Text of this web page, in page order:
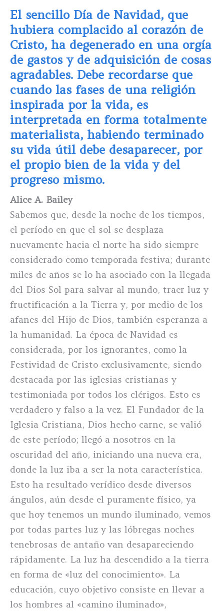
El sencillo Día de Navidad, que
hubiera complacido al corazón de
Cristo, ha degenerado en una orgía
de gastos y de adquisición de cosas
agradables. Debe recordarse que
cuando las fases de una religión
inspirada por la vida, es
interpretada en forma totalmente
materialista, habiendo terminado
su vida útil debe desaparecer, por
el propio bien de la vida y del
progreso mismo.
Alice A. Bailey
Sabemos que, desde la noche de los tiempos,
el período en que el sol se desplaza
nuevamente hacia el norte ha sido siempre
considerado como temporada festiva; durante
miles de años se lo ha asociado con la llegada
del Dios Sol para salvar al mundo, traer luz y
fructificación a la Tierra y, por medio de los
afanes del Hijo de Dios, también esperanza a
la humanidad. La época de Navidad es
considerada, por los ignorantes, como la
Festividad de Cristo exclusivamente, siendo
destacada por las iglesias cristianas y
testimoniada por todos los clérigos. Esto es
verdadero y falso a la vez. El Fundador de la
Iglesia Cristiana, Dios hecho carne, se valió
de este período; llegó a nosotros en la
oscuridad del año, iniciando una nueva era,
donde la luz iba a ser la nota característica.
Esto ha resultado verídico desde diversos
ángulos, aún desde el puramente físico, ya
que hoy tenemos un mundo iluminado, vemos
por todas partes luz y las lóbregas noches
tenebrosas de antaño van desapareciendo
rápidamente. La luz ha descendido a la tierra
en forma de «luz del conocimiento». La
educación, cuyo objetivo consiste en llevar a
los hombres al «camino iluminado»,